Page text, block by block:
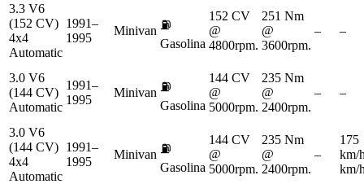
3.3 V6
(152 CV)
4x4
Automatic
1991–
1995
Minivan ⛽
Gasolina
152 CV
@
4800rpm.
251 Nm
@
3600rpm.
– –
3.0 V6
(144 CV)
Automatic
1991–
1995
Minivan ⛽
Gasolina
144 CV
@
5000rpm.
235 Nm
@
2400rpm.
– –
3.0 V6
(144 CV)
4x4
Automatic
1991–
1995
Minivan ⛽
Gasolina
144 CV
@
5000rpm.
235 Nm
@
2400rpm.
–
175
km/
km/